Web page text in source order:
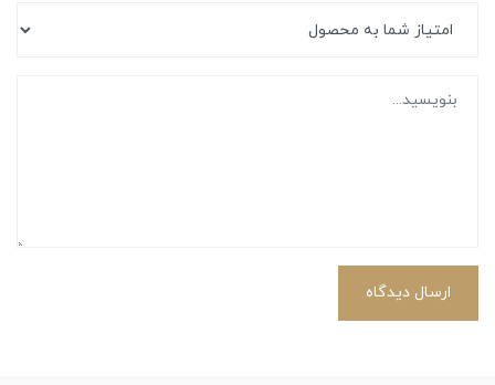
ارسال دیدگاه